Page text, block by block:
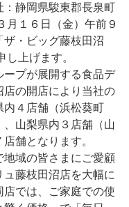
静岡県駿東郡長泉町
月１６日（金）午前９
・ビッグ藤枝田沼
上げます。
ープが展開する食品デ
店の開店により当社の
内４店舗（浜松葵町
山梨県内３店舗（山
舗となります。
域の皆さまにご愛顧
藤枝田沼店を大幅に
店では、ご家庭での使